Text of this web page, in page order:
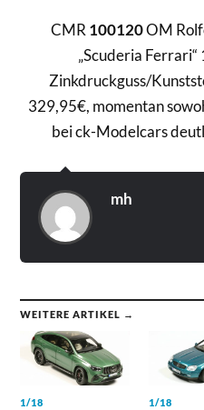
CMR 100120OM
„Scuderia
Zinkdruckguss/
329,95€, momentan
bei ck-Modelcars
mh
WEITERE ARTIKEL →
1/18 1/18